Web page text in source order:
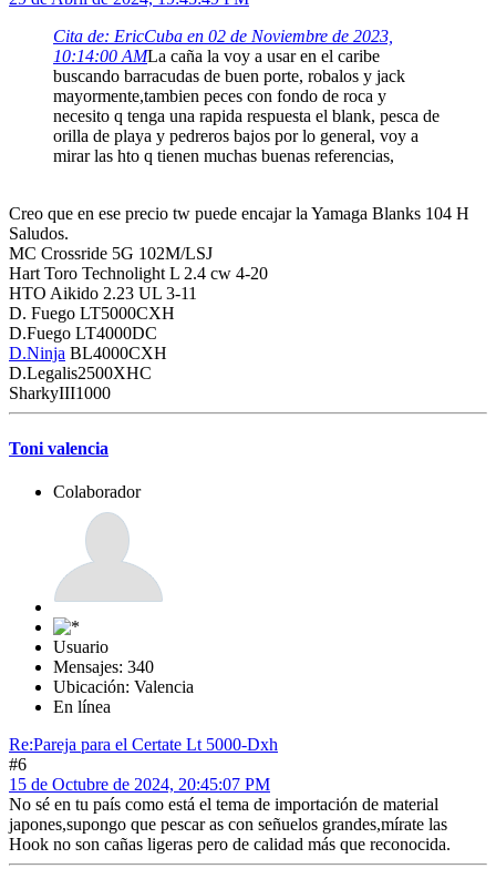
Cita de: EricCuba en 02 de Noviembre de 2023,
10:14:00 AMLa caña la voy a usar en el caribe
buscando barracudas de buen porte, robalos y jack
mayormente,tambien peces con fondo de roca y
necesito q tenga una rapida respuesta el blank, pesca de
orilla de playa y pedreros bajos por lo general, voy a
mirar las hto q tienen muchas buenas referencias,
Creo que en ese precio tw puede encajar la Yamaga Blanks 104 H
Saludos.
MC Crossride 5G 102M/LSJ
Hart Toro Technolight L 2.4 cw 4-20
HTO Aikido 2.23 UL 3-11
D. Fuego LT5000CXH
D.Fuego LT4000DC
D.Ninja BL4000CXH
D.Legalis2500XHC
SharkyIII1000
Toni valencia
Colaborador
Usuario
Mensajes: 340
Ubicación: Valencia
En línea
Re:Pareja para el Certate Lt 5000-Dxh
#6
15 de Octubre de 2024, 20:45:07 PM
No sé en tu país como está el tema de importación de material
japones,supongo que pescar as con señuelos grandes,mírate las
Hook no son cañas ligeras pero de calidad más que reconocida.